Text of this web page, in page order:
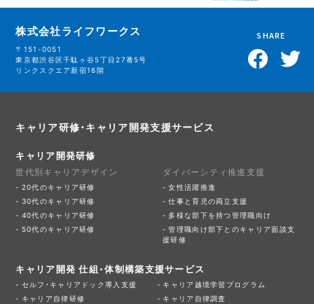
株式会社ライフワークス
〒151-0051
東京都渋谷区千駄ヶ谷5丁目27番5号
リンクスクエア新宿16階
SHARE
キャリア研修・キャリア開発支援サービス
キャリア開発研修
世代別キャリアデザイン
20代のキャリア研修
30代のキャリア研修
40代のキャリア研修
50代のキャリア研修
ダイバーシティ推進支援
女性活躍推進
仕事と育児の両立支援
多様な部下を持つ管理職向け
管理職向け部下とのキャリア面談支
援研修
キャリア開発 仕組・体制構築支援サービス
セルフ・キャリアドック導入支援
キャリア越境学習プログラム
キャリア自律研修
キャリア自律調査